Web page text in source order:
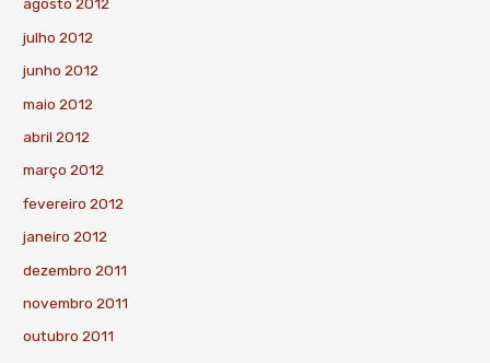
agosto 2012
julho 2012
junho 2012
maio 2012
abril 2012
março 2012
fevereiro 2012
janeiro 2012
dezembro 2011
novembro 2011
outubro 2011